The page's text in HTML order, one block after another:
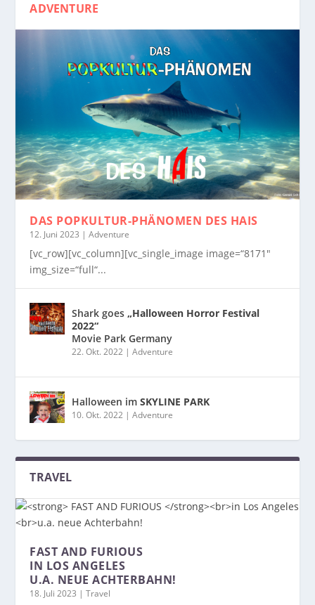
ADVENTURE
DAS POPKULTUR-PHÄNOMEN DES HAIS
12. Juni 2023 |Adventure
[vc_row][vc_column][vc_single_image image=“8171″
img_size=“full“...
Shark goes„Halloween Horror Festival
2022“
Movie Park Germany
22. Okt. 2022 |Adventure
Halloween imSKYLINE PARK
10. Okt. 2022 |Adventure
TRAVEL
FAST AND FURIOUS
IN LOS ANGELES
U.A. NEUE ACHTERBAHN!
18. Juli 2023 |Travel